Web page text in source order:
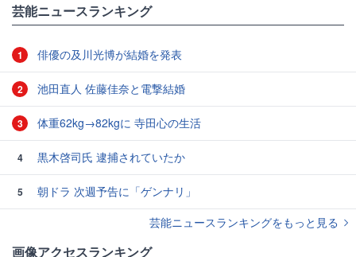
芸能ニュースランキング
1 俳優の及川光博が結婚を発表
2 池田直人 佐藤佳奈と電撃結婚
3 体重62kg→82kgに 寺田心の生活
4 黒木啓司氏 逮捕されていたか
5
朝ドラ 次週予告に「ゲンナリ」
芸能ニュースランキングをもっと見る
画像アクセスランキング